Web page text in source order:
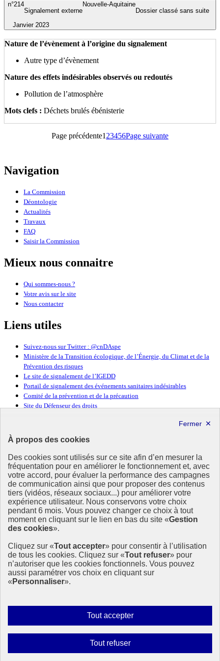
Janvier 2023
Dossier classé sans suite
Nouvelle-Aquitaine
Signalement externe
n°214
Nature de l’évènement à l’origine du signalement
Autre type d’évènement
Nature des effets indésirables observés ou redoutés
Pollution de l’atmosphère
Mots clefs : Déchets brulés ébénisterie
Page précédente1Page
2Page
3Page
4Page
5Page
6Page suivante
Navigation
La Commission
Déontologie
Actualités
Travaux
FAQ
Saisir la Commission
Mieux nous connaitre
Qui sommes-nous ?
Votre avis sur le site
Nous contacter
Liens utiles
Suivez-nous sur Twitter : @cnDAspe
Ministère de la Transition écologique, de l’Énergie, du Climat et de la
Prévention des risques
Le site de signalement de l’IGEDD
Portail de signalement des événements sanitaires indésirables
Comité de la prévention et de la précaution
Site du Défenseur des droits
Déontologie
et Alertes
en santé publique
et environnement
La cnDAspe est une institution indépendante œuvrant à renforcer la
environnement.
info.gouv.fr - ouvre une nouvelle fenêtre
service-public.fr- ouvre une nouvelle fenêtre
legifrance.gouv.fr
- ouvre une nouvelle fenêtre
Plan du site
Accessibilité : non conforme
À propos des cookies
Des cookies sont utilisés sur ce site afin d’en mesurer la
fréquentation pour en améliorer le fonctionnement et, avec
votre accord, pour évaluer la performance des campagnes
de communication ainsi que pour proposer des contenus
tiers (vidéos, réseaux sociaux...) pour améliorer votre
expérience utilisateur. Nous conservons votre choix
pendant 6 mois. Vous pouvez changer ce choix à tout
moment en cliquant sur le lien en bas du site «Gestion
des cookies».
Cliquez sur «Tout accepter» pour consentir à l’utilisation
de tous les cookies. Cliquez sur «Tout refuser» pour
n’autoriser que les cookies fonctionnels. Vous pouvez
aussi paramétrer vos choix en cliquant sur
« Personnaliser».
Tout accepterAutoriser
tous
Tout refuserInterdire
tous